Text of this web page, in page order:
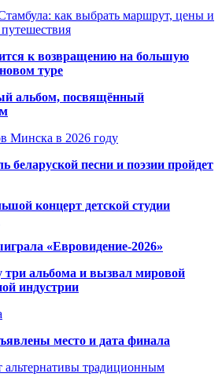
как выбрать маршрут, цены и
к возвращению на большую
туре
альбом, посвящённый
Минска в 2026 году
песни и поэзии пройдет
концерт детской студии
«Евровидение-2026»
три альбома и вызвал мировой
индустрии
место и дата финала
традиционным